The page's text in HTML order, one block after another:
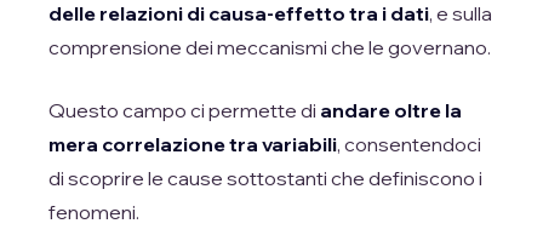
delle relazioni di causa-effetto tra i dati, e sulla
comprensione dei meccanismi che le governano.
Questo campo ci permette di andare oltre la
mera correlazione tra variabili, consentendoci
di scoprire le cause sottostanti che definiscono i
fenomeni.